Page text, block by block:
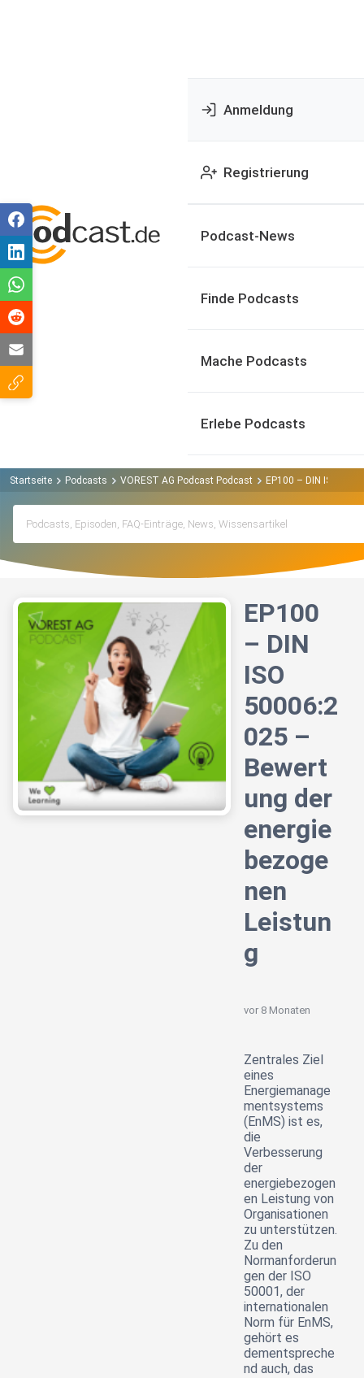
Anmeldung
Registrierung
Podcast-News
Finde Podcasts
Mache Podcasts
Erlebe Podcasts
Startseite Podcasts VOREST AG Podcast Podcast EP100 – DIN ISO
EP100
– DIN
ISO
50006:2
025 –
Bewert
ung der
energie
bezoge
nen
Leistun
g
vor 8 Monaten
Zentrales Ziel
eines
Energiemanage
mentsystems
(EnMS) ist es,
die
Verbesserung
der
energiebezogen
en Leistung von
Organisationen
zu unterstützen.
Zu den
Normanforderun
gen der ISO
50001, der
internationalen
Norm für EnMS,
gehört es
dementspreche
nd auch, das